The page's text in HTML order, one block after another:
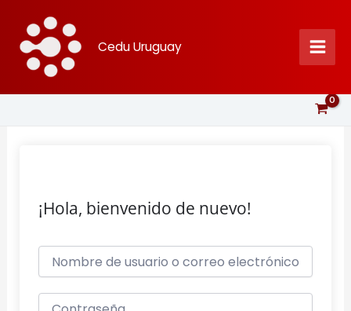
contenido
Cedu Uruguay
¡Hola, bienvenido de nuevo!